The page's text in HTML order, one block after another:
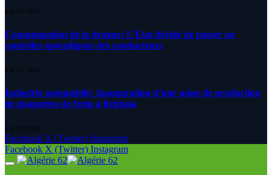
6 AOÛT 2026
Consommation de la drogue: L’Etat décide de passer au
contrôles sporadiques des conducteurs
6 AOÛT 2026
Industrie automobile: Inauguration d’une usine de production
de plaquettes de frein à Réghaïa
5 AOÛT 2026
Facebook X (Twitter) Instagram
Facebook X (Twitter) Instagram